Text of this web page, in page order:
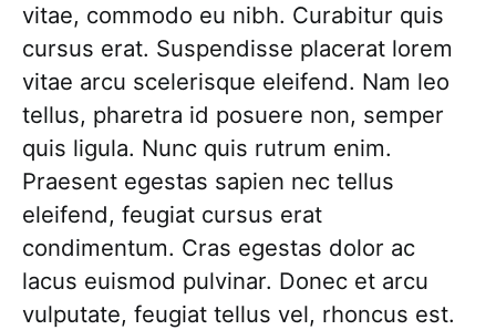
vitae, commodo eu nibh. Curabitur quis
cursus erat. Suspendisse placerat lorem
vitae arcu scelerisque eleifend. Nam leo
tellus, pharetra id posuere non, semper
quis ligula. Nunc quis rutrum enim.
Praesent egestas sapien nec tellus
eleifend, feugiat cursus erat
condimentum. Cras egestas dolor ac
lacus euismod pulvinar. Donec et arcu
vulputate, feugiat tellus vel, rhoncus est.